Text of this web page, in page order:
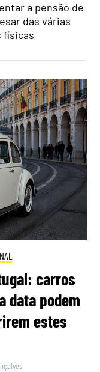
a pensão de
das várias
físicas
carros
data podem
estes